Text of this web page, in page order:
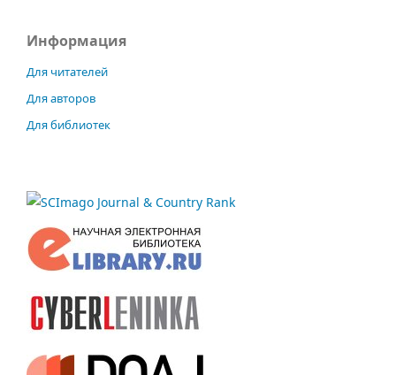
Информация
Для читателей
Для авторов
Для библиотек